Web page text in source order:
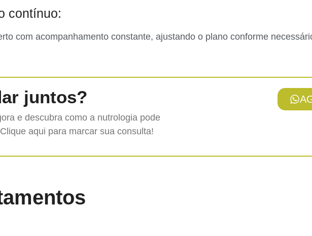
contínuo:
com acompanhamento constante, ajustando o plano conforme
juntos?
e descubra como a nutrologia pode
aqui para marcar sua consulta!